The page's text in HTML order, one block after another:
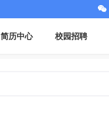
简历中心 校园招聘